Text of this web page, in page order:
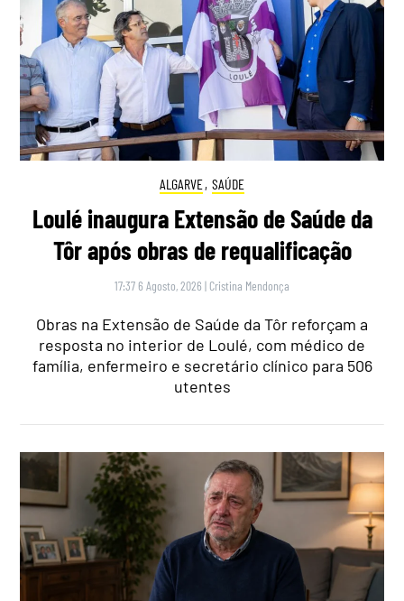
ALGARVE, SAÚDE
Loulé inaugura Extensão de Saúde da
Tôr após obras de requalificação
17:37 6 Agosto, 2026 | Cristina Mendonça
Obras na Extensão de Saúde da Tôr reforçam a
resposta no interior de Loulé, com médico de
família, enfermeiro e secretário clínico para 506
utentes